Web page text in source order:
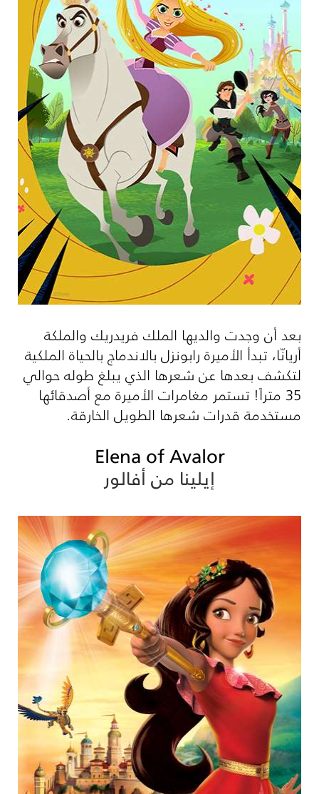
بعد أن وجدت والديها الملك فريدريك والملكة
أريانّا، تبدأ الأميرة رابونزل بالاندماج بالحياة الملكية
لتكشف بعدها عن شعرها الذي يبلغ طوله حوالي
35 متراً! تستمر مغامرات الأميرة مع أصدقائها
مستخدمة قدرات شعرها الطويل الخارقة.
Elena of Avalor
إيلينا من أفالور